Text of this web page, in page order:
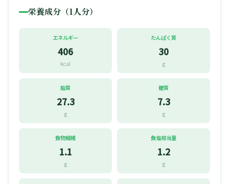
栄養成分（1人分）
エネルギー
406
kcal
たんぱく質
30
g
脂質
27.3
g
糖質
7.3
g
食物繊維
1.1
g
食塩相当量
1.2
g